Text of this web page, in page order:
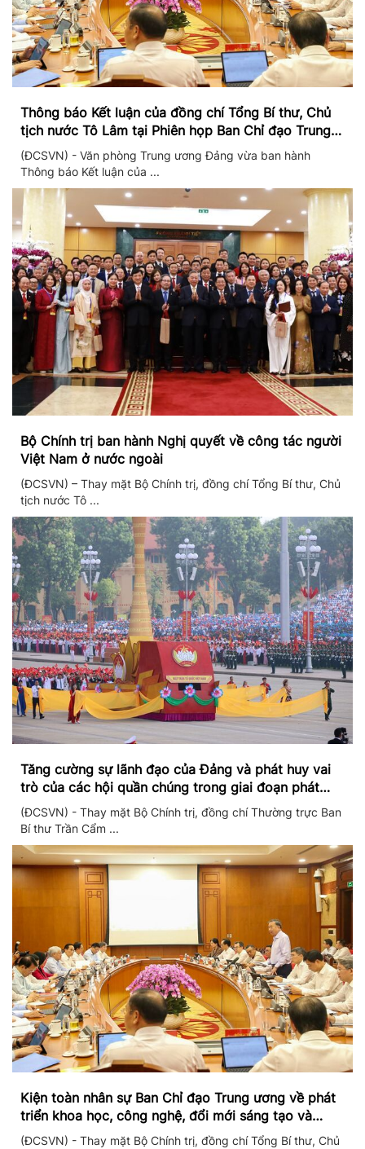
Thông báo Kết luận của đồng chí Tổng Bí thư, Chủ
tịch nước Tô Lâm tại Phiên họp Ban Chỉ đạo Trung
ương thực hiện Nghị quyết 57
(ĐCSVN) - Văn phòng Trung ương Đảng vừa ban hành
Thông báo Kết luận của ...
Bộ Chính trị ban hành Nghị quyết về công tác người
Việt Nam ở nước ngoài
(ĐCSVN) – Thay mặt Bộ Chính trị, đồng chí Tổng Bí thư, Chủ
tịch nước Tô ...
Tăng cường sự lãnh đạo của Đảng và phát huy vai
trò của các hội quần chúng trong giai đoạn phát
triển mới
(ĐCSVN) - Thay mặt Bộ Chính trị, đồng chí Thường trực Ban
Bí thư Trần Cẩm ...
Kiện toàn nhân sự Ban Chỉ đạo Trung ương về phát
triển khoa học, công nghệ, đổi mới sáng tạo và
chuyển đổi số
(ĐCSVN) - Thay mặt Bộ Chính trị, đồng chí Tổng Bí thư, Chủ